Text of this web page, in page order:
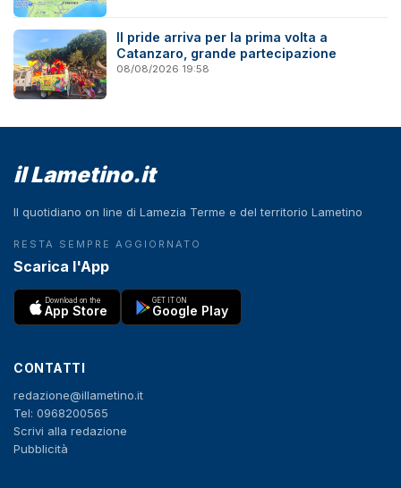
Il pride arriva per la prima volta a
Catanzaro, grande partecipazione
08/08/2026 19:58
il Lametino.it
Il quotidiano on line di Lamezia Terme e del territorio Lametino
RESTA SEMPRE AGGIORNATO
Scarica l'App
Download on the
App Store
GET IT ON
Google Play
CONTATTI
redazione@illametino.it
Tel: 0968200565
Scrivi alla redazione
Pubblicità